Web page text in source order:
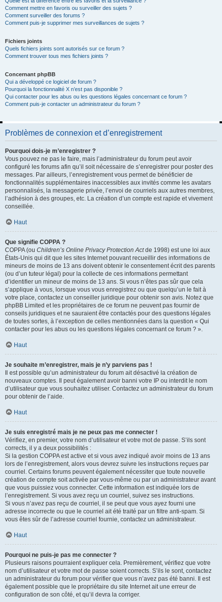
Comment mettre en favoris ou surveiller des sujets ?
Comment surveiller des forums ?
Comment puis-je supprimer mes surveillances de sujets ?
Fichiers joints
Quels fichiers joints sont autorisés sur ce forum ?
Comment trouver tous mes fichiers joints ?
Concernant phpBB
Qui a développé ce logiciel de forum ?
Pourquoi la fonctionnalité X n’est pas disponible ?
Qui contacter pour les abus ou les questions légales concernant ce forum ?
Comment puis-je contacter un administrateur du forum ?
Problèmes de connexion et d’enregistrement
Pourquoi dois-je m’enregistrer ?
Vous pouvez ne pas le faire, mais l’administrateur du forum peut avoir
configuré les forums afin qu’il soit nécessaire de s’enregistrer pour poster des
messages. Par ailleurs, l’enregistrement vous permet de bénéficier de
fonctionnalités supplémentaires inaccessibles aux invités comme les avatars
personnalisés, la messagerie privée, l’envoi de courriels aux autres membres,
l’adhésion à des groupes, etc. La création d’un compte est rapide et vivement
conseillée.
Haut
Que signifie COPPA ?
COPPA (ou Children’s Online Privacy Protection Actde 1998) est une loi aux
États-Unis qui dit que les sites Internet pouvant recueillir des informations de
mineurs de moins de 13 ans doivent obtenir le consentement écrit des parents
(ou d’un tuteur légal) pour la collecte de ces informations permettant
d’identifier un mineur de moins de 13 ans. Si vous n’êtes pas sûr que cela
s’applique à vous, lorsque vous vous enregistrez ou que quelqu’un le fait à
votre place, contactez un conseiller juridique pour obtenir son avis. Notez que
phpBB Limited et les propriétaires de ce forum ne peuvent pas fournir de
conseils juridiques et ne sauraient être contactés pour des questions légales
de toutes sortes, à l’exception de celles mentionnées dans la question « Qui
contacter pour les abus ou les questions légales concernant ce forum ? ».
Haut
Je souhaite m’enregistrer, mais je n’y parviens pas !
Il est possible qu’un administrateur du forum ait désactivé la création de
nouveaux comptes. Il peut également avoir banni votre IP ou interdit le nom
d’utilisateur que vous souhaitez utiliser. Contactez un administrateur du forum
pour obtenir de l’aide.
Haut
Je suis enregistré mais je ne peux pas me connecter !
Vérifiez, en premier, votre nom d’utilisateur et votre mot de passe. S’ils sont
corrects, il y a deux possibilités :
Si la gestion COPPA est active et si vous avez indiqué avoir moins de 13 ans
lors de l’enregistrement, alors vous devrez suivre les instructions reçues par
courriel. Certains forums peuvent également nécessiter que toute nouvelle
création de compte soit activée par vous-même ou par un administrateur avant
que vous puissiez vous connecter. Cette information est indiquée lors de
l’enregistrement. Si vous avez reçu un courriel, suivez ses instructions.
Si vous n’avez pas reçu de courriel, il se peut que vous ayez fourni une
adresse incorrecte ou que le courriel ait été traité par un filtre anti-spam. Si
vous êtes sûr de l’adresse courriel fournie, contactez un administrateur.
Haut
Pourquoi ne puis-je pas me connecter ?
Plusieurs raisons pourraient expliquer cela. Premièrement, vérifiez que votre
nom d’utilisateur et votre mot de passe soient corrects. S’ils le sont, contactez
un administrateur du forum pour vérifier que vous n’avez pas été banni. Il est
également possible que le propriétaire du site Internet ait une erreur de
configuration de son côté, et qu’il devra la corriger.